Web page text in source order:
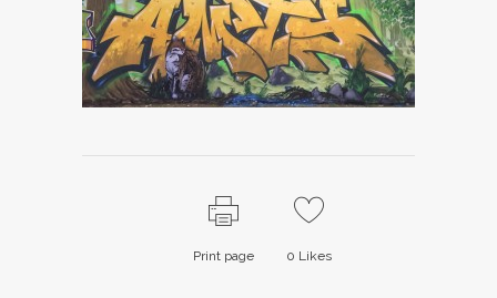
Print page 0 Likes